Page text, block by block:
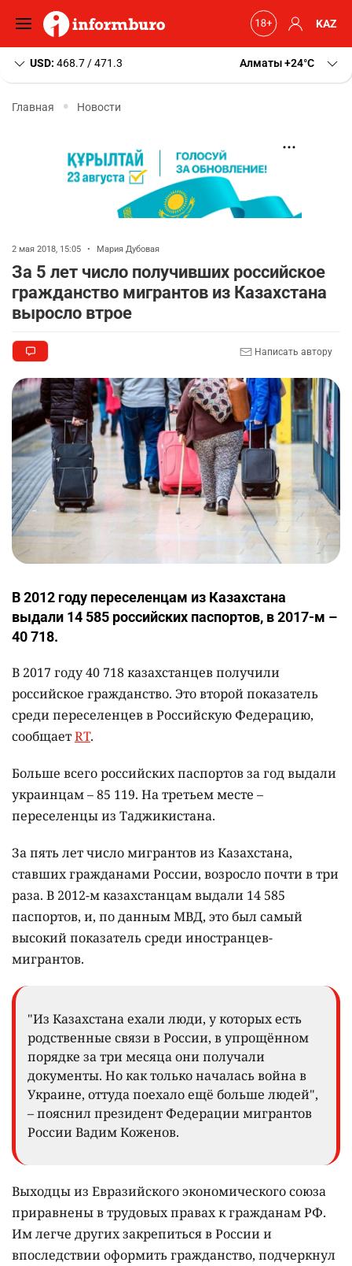
KAZ
USD: 468.7 / 471.3 Алматы+24 C
Главная Новости
2 мая 2018, 15:05 • Мария Дубовая
За 5 лет число получивших российское
гражданство мигрантов из Казахстана
выросло втрое
Написать автору
В 2012 году переселенцам из Казахстана
выдали 14 585 российских паспортов, в 2017-м –
40 718.
В 2017 году 40 718 казахстанцев получили
российское гражданство. Это второй показатель
среди переселенцев в Российскую Федерацию,
сообщаетRT.
Больше всего российских паспортов за год выдали
украинцам – 85 119. На третьем месте –
переселенцы из Таджикистана.
За пять лет число мигрантов из Казахстана,
ставших гражданами России, возросло почти в три
раза. В 2012-м казахстанцам выдали 14 585
паспортов, и, по данным МВД, это был самый
высокий показатель среди иностранцев-
мигрантов.
"Из Казахстана ехали люди, у которых есть
родственные связи в России, в упрощённом
порядке за три месяца они получали
документы. Но как только началась война в
Украине, оттуда поехало ещё больше людей",
– пояснил президент Федерации мигрантов
России Вадим Коженов.
Выходцы из Евразийского экономического союза
приравнены в трудовых правах к гражданам РФ.
Им легче других закрепиться в России и
впоследствии оформить гражданство, подчеркнул